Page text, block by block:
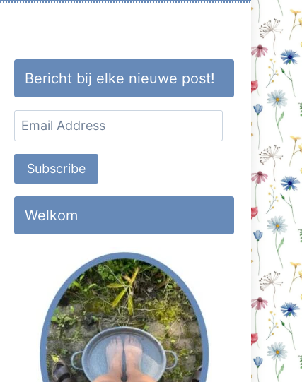
Bericht bij elke nieuwe post!
Email
Address
Subscribe
Welkom